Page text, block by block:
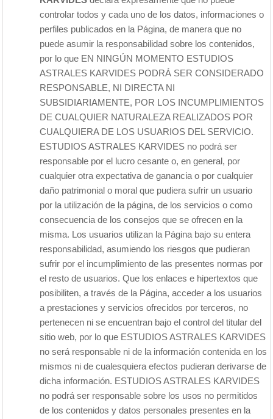
controlar todos y cada uno de los datos, informaciones o
perfiles publicados en la Página, de manera que no
puede asumir la responsabilidad sobre los contenidos,
por lo que EN NINGÚN MOMENTO ESTUDIOS
ASTRALES KARVIDES PODRÁ SER CONSIDERADO
RESPONSABLE, NI DIRECTA NI
SUBSIDIARIAMENTE, POR LOS INCUMPLIMIENTOS
DE CUALQUIER NATURALEZA REALIZADOS POR
CUALQUIERA DE LOS USUARIOS DEL SERVICIO.
ESTUDIOS ASTRALES KARVIDES no podrá ser
responsable por el lucro cesante o, en general, por
cualquier otra expectativa de ganancia o por cualquier
daño patrimonial o moral que pudiera sufrir un usuario
por la utilización de la página, de los servicios o como
consecuencia de los consejos que se ofrecen en la
misma. Los usuarios utilizan la Página bajo su entera
responsabilidad, asumiendo los riesgos que pudieran
sufrir por el incumplimiento de las presentes normas por
el resto de usuarios. Que los enlaces e hipertextos que
posibiliten, a través de la Página, acceder a los usuarios
a prestaciones y servicios ofrecidos por terceros, no
pertenecen ni se encuentran bajo el control del titular del
sitio web, por lo que ESTUDIOS ASTRALES KARVIDES
no será responsable ni de la información contenida en los
mismos ni de cualesquiera efectos pudieran derivarse de
dicha información. ESTUDIOS ASTRALES KARVIDES
no podrá ser responsable sobre los usos no permitidos
de los contenidos y datos personales presentes en la